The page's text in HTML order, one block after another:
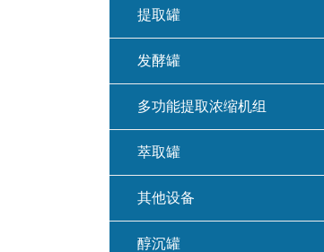
提取罐
发酵罐
多功能提取浓缩机组
萃取罐
其他设备
醇沉罐